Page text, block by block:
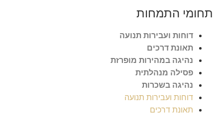
תחומי התמחות
דוחות ועבירות תנועה
תאונת דרכים
נהיגה במהירות מופרזת
פסילה מנהלתית
נהיגה בשכרות
דוחות ועבירות תנועה
תאונת דרכים